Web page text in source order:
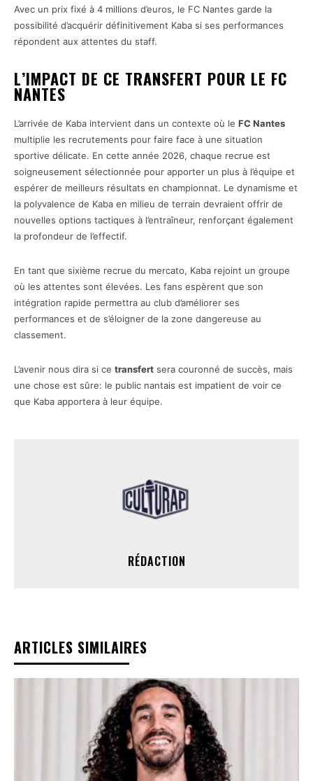
Avec un prix fixé à 4 millions d’euros, le FC Nantes garde la
possibilité d’acquérir définitivement Kaba si ses performances
répondent aux attentes du staff.
L’IMPACT DE CE TRANSFERT POUR LE FC
NANTES
L’arrivée de Kaba intervient dans un contexte où le FC Nantes
multiplie les recrutements pour faire face à une situation
sportive délicate. En cette année 2026, chaque recrue est
soigneusement sélectionnée pour apporter un plus à l’équipe et
espérer de meilleurs résultats en championnat. Le dynamisme et
la polyvalence de Kaba en milieu de terrain devraient offrir de
nouvelles options tactiques à l’entraîneur, renforçant également
la profondeur de l’effectif.
En tant que sixième recrue du mercato, Kaba rejoint un groupe
où les attentes sont élevées. Les fans espèrent que son
intégration rapide permettra au club d’améliorer ses
performances et de s’éloigner de la zone dangereuse au
classement.
L’avenir nous dira si ce transfert sera couronné de succès, mais
une chose est sûre: le public nantais est impatient de voir ce
que Kaba apportera à leur équipe.
RÉDACTION
ARTICLES SIMILAIRES